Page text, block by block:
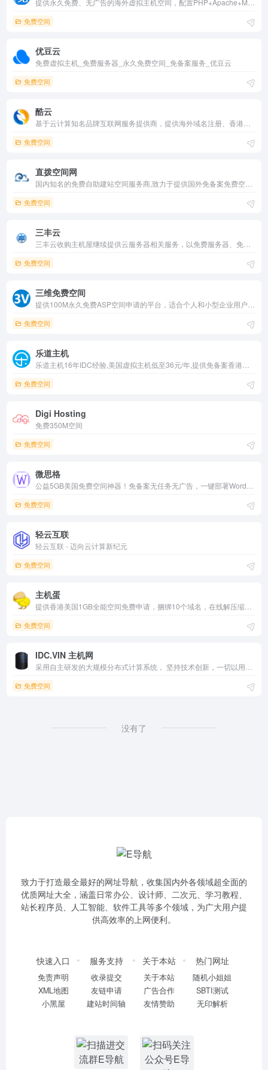
免费空间
优豆云
免费虚拟主机_免费服务器_永久免费空间_免备案服务_优豆云
免费空间
酷云
免费空间
直拨空间网
免费空间
三丰云
免费空间
三维免费空间
免费空间
乐道主机
免费空间
Digi Hosting
免费350M空间
免费空间
微思格
免费空间
轻云互联
轻云互联 - 迈向云计算新纪元
免费空间
主机蛋
免费空间
IDC.VIN 主机网
免费空间
没有了
致力于打造最全最好的网址导航，收集国内外各领域超全面的
优质网址大全，涵盖日常办公、设计师、二次元、学习教程、
站长程序员、人工智能、软件工具等多个领域，为广大用户提
供高效率的上网便利。
快速入口
免责声明
XML地图
小黑屋
服务支持
收录提交
友链申请
建站时间轴
关于本站
关于本站
广告合作
友情赞助
热门网址
随机小姐姐
SBTI测试
无印解析